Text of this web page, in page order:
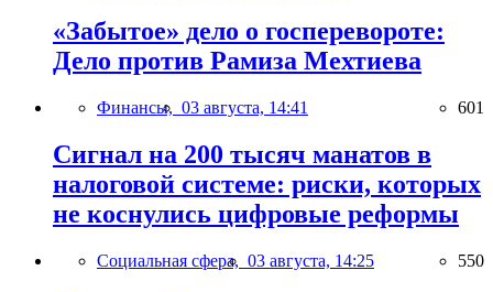
«Забытое» дело о госперевороте:
Дело против Рамиза Мехтиева
Финансы, 03 августа, 14:41 601
Сигнал на 200 тысяч манатов в
налоговой системе: риски, которых
не коснулись цифровые реформы
Социальная сфера, 03 августа, 14:25 550